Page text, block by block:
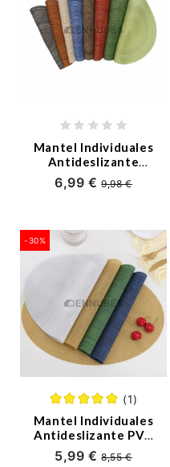
Mantel Individuales
Antideslizante
Trenzado PVC
6,99 €9,98 €
-30%
(1)
Mantel Individuales
Antideslizante PVC
Oval
5,99 €8,55 €